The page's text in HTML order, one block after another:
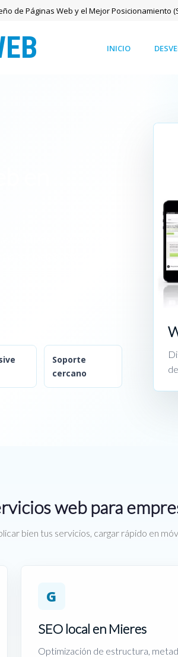
de Páginas Web y el Mejor Posicionamiento
INICIO
Soporte
cercano
web para
bien tus servicios, cargar rápido en
G
SEO local en Mieres
Optimización de estructura,